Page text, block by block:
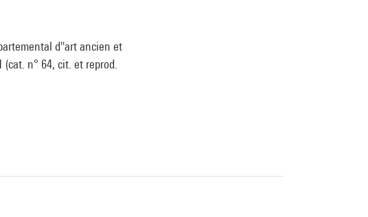
d''art ancien et
n° 64, cit. et reprod.